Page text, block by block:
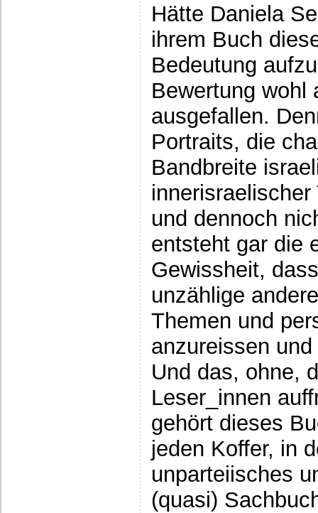
Hätte Daniela
ihrem Buch
Bedeutung
Bewertung wohl
ausgefallen.
Portraits, die
Bandbreite
und dennoch
entsteht gar die
Gewissheit,
unzählige
Themen und
anzureissen
Und das, ohne,
Leser_innen
gehört dieses
jeden Koffer, in
unparteiisches
(quasi)